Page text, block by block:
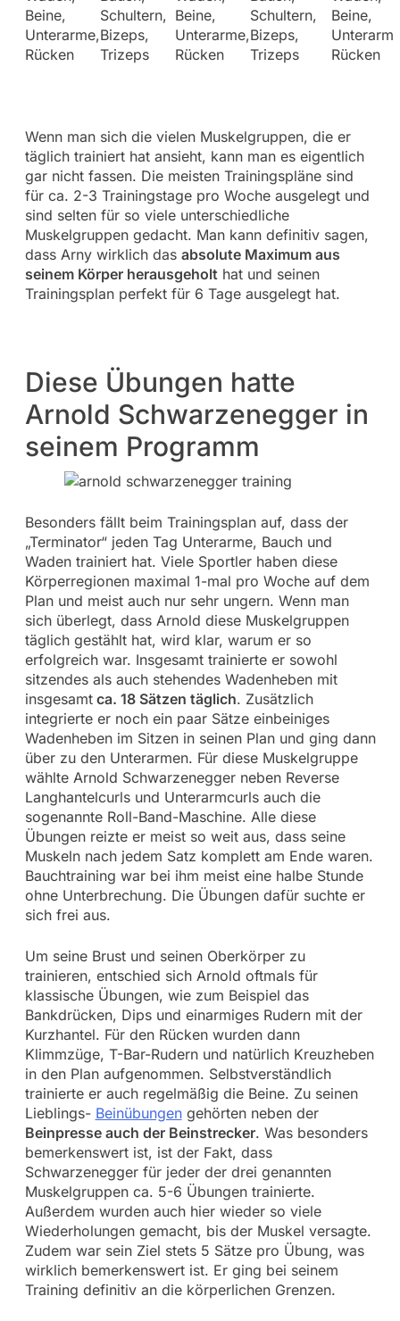
Beine,
Unterarme,
Rücken
Schultern,
Bizeps,
Trizeps
Beine,
Unterarme,
Rücken
Schultern,
Bizeps,
Trizeps
Beine,
Rücken
Wenn man sich die vielen Muskelgruppen, die er
täglich trainiert hat ansieht, kann man es eigentlich
gar nicht fassen. Die meisten Trainingspläne sind
für ca. 2-3 Trainingstage pro Woche ausgelegt und
sind selten für so viele unterschiedliche
Muskelgruppen gedacht. Man kann definitiv sagen,
dass Arny wirklich das absolute Maximum aus
seinem Körper herausgeholthat und seinen
Trainingsplan perfekt für 6 Tage ausgelegt hat.
Diese Übungen hatte
Arnold Schwarzenegger in
seinem Programm
Besonders fällt beim Trainingsplan auf, dass der
„Terminator“ jeden Tag Unterarme, Bauch und
Waden trainiert hat. Viele Sportler haben diese
Körperregionen maximal 1-mal pro Woche auf dem
Plan und meist auch nur sehr ungern. Wenn man
sich überlegt, dass Arnold diese Muskelgruppen
täglich gestählt hat, wird klar, warum er so
erfolgreich war. Insgesamt trainierte er sowohl
sitzendes als auch stehendes Wadenheben mit
insgesamtca. 18 Sätzen täglich. Zusätzlich
integrierte er noch ein paar Sätze einbeiniges
Wadenheben im Sitzen in seinen Plan und ging dann
über zu den Unterarmen. Für diese Muskelgruppe
wählte Arnold Schwarzenegger neben Reverse
Langhantelcurls und Unterarmcurls auch die
sogenannte Roll-Band-Maschine. Alle diese
Übungen reizte er meist so weit aus, dass seine
Muskeln nach jedem Satz komplett am Ende waren.
Bauchtraining war bei ihm meist eine halbe Stunde
ohne Unterbrechung. Die Übungen dafür suchte er
sich frei aus.
Um seine Brust und seinen Oberkörper zu
trainieren, entschied sich Arnold oftmals für
klassische Übungen, wie zum Beispiel das
Bankdrücken, Dips und einarmiges Rudern mit der
Kurzhantel. Für den Rücken wurden dann
Klimmzüge, T-Bar-Rudern und natürlich Kreuzheben
in den Plan aufgenommen. Selbstverständlich
trainierte er auch regelmäßig die Beine. Zu seinen
Lieblings- Beinübungengehörten neben der
Beinpresse auch der Beinstrecker. Was besonders
bemerkenswert ist, ist der Fakt, dass
Schwarzenegger für jeder der drei genannten
Muskelgruppen ca. 5-6 Übungen trainierte.
Außerdem wurden auch hier wieder so viele
Wiederholungen gemacht, bis der Muskel versagte.
Zudem war sein Ziel stets 5 Sätze pro Übung, was
wirklich bemerkenswert ist. Er ging bei seinem
Training definitiv an die körperlichen Grenzen.